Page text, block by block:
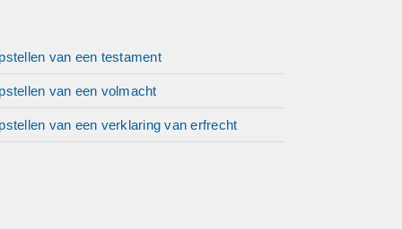
van een testament
van een volmacht
van een verklaring van erfrecht